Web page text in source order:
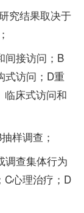
究结果取决于
接访问；B
式访问；D重
临床式访问和
样调查；
查集体行为
C心理治疗；D